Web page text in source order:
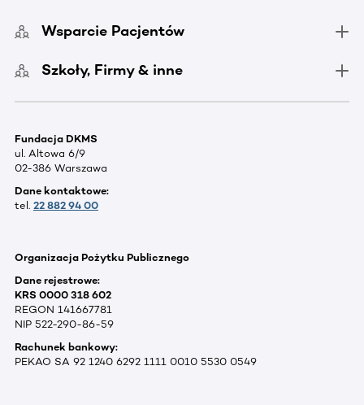
Wsparcie Pacjentów
Szkoły, Firmy & inne
Fundacja DKMS
ul. Altowa 6/9
02-386 Warszawa
Dane kontaktowe:
tel. 22 882 94 00
Organizacja Pożytku Publicznego
Dane rejestrowe:
KRS 0000 318 602
REGON 141667781
NIP 522-290-86-59
Rachunek bankowy:
PEKAO SA 92 1240 6292 1111 0010 5530 0549